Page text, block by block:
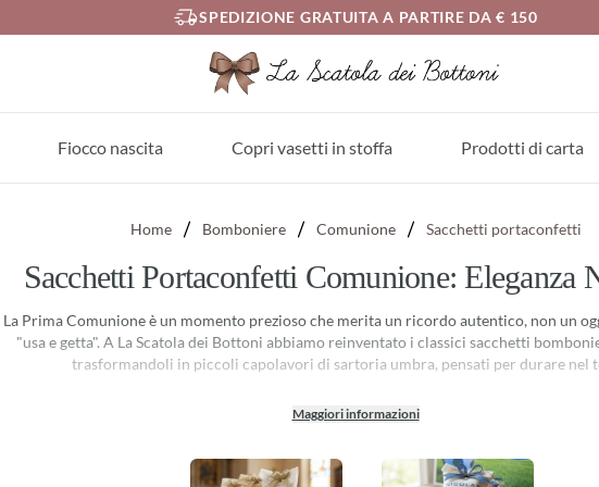
SPEDIZIONE GRATUITA A PARTIRE DA € 150
Fiocco nascita Copri vasetti in stoffa Prodotti di carta
Home Bomboniere Comunione Sacchetti portaconfetti
Sacchetti Portaconfetti Comunione: Eleganza
La Prima Comunione è un momento prezioso che merita un ricordo autentico, non un
"usa e getta". A La Scatola dei Bottoni abbiamo reinventato i classici sacchetti
trasformandoli in piccoli capolavori di sartoria umbra, pensati per durare nel
L'unicità della nostra stampa (senza plastica). A differenza dei comuni sacchetti
artigianalmente solo con il calore del ferro da stiro.
Maggiori informazioni